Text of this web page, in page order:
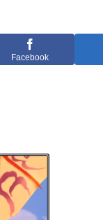
Facebook